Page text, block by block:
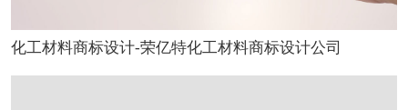
化工材料商标设计-荣亿特化工材料商标设计公司